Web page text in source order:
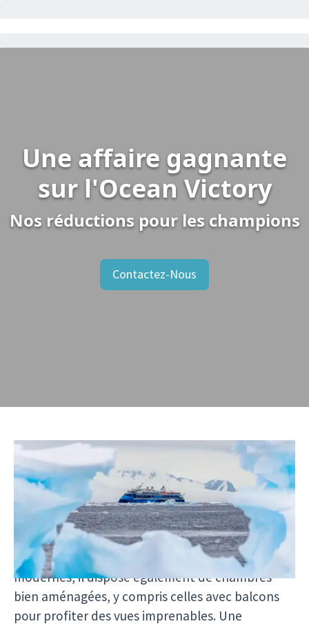
Une affaire gagnante
sur l'Ocean Victory
Nos réductions pour les champions
Contactez-Nous
LeOcean Victoryest un navire de première classe
plus récent, lancé lors de son premier voyage il y
a seulement un an. Bien qu'il soit conçu pour
l'exploration, les conforts qu'il offre à bord en
font un refuge raffiné entre les aventures. Avec
plusieurs restaurants et des équipements
modernes, il dispose également de chambres
bien aménagées, y compris celles avec balcons
pour profiter des vues imprenables. Une